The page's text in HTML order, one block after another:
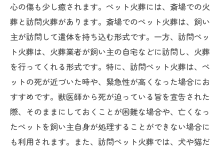
心の傷も少し癒されます。ペット火葬には、斎場での火
葬と訪問火葬があります。斎場でのペット火葬は、飼い
主が訪問して遺体を持ち込む形式です。一方、訪問ペッ
ト火葬は、火葬業者が飼い主の自宅などに訪問し、火葬
を行ってくれる形式です。特に、訪問ペット火葬は、ペ
ットの死が近づいた時や、緊急性が高くなった場合にお
すすめです。獣医師から死が迫っている旨を宣告された
際、そのままにしておくことが困難な場合や、亡くなっ
たペットを飼い主自身が処理することができない場合に
も利用されます。また、訪問ペット火葬では、犬や猫だ